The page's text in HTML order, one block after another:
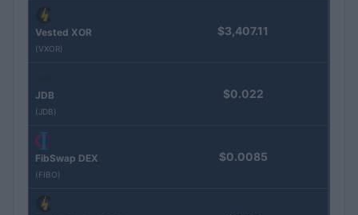
Vested XOR
(VXOR)
$3,407.11
JDB
(JDB)
$0.022
FibSwap DEX
(FIBO)
$0.0085